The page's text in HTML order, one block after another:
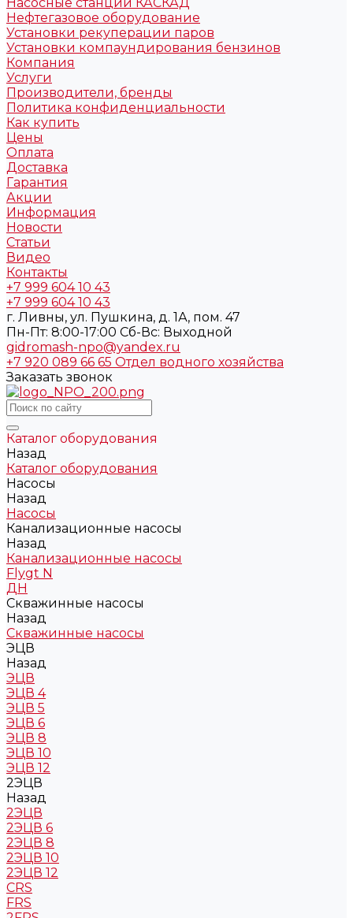
Нефтегазовое оборудование
Установки рекуперации паров
Установки компаундирования бензинов
Компания
Услуги
Производители, бренды
Политика конфиденциальности
Как купить
Цены
Оплата
Доставка
Гарантия
Акции
Информация
Новости
Статьи
Видео
Контакты
+7 999 604 10 43
+7 999 604 10 43
г. Ливны, ул. Пушкина, д. 1А, пом. 47
Пн-Пт: 8:00-17:00 Cб-Вс: Выходной
gidromash-npo@yandex.ru
+7 920 089 66 65 Отдел водного хозяйства
Заказать звонок
Каталог оборудования
Назад
Каталог оборудования
Насосы
Назад
Насосы
Канализационные насосы
Назад
Канализационные насосы
Flygt N
ДН
Скважинные насосы
Назад
Скважинные насосы
ЭЦВ
Назад
ЭЦВ
ЭЦВ 4
ЭЦВ 5
ЭЦВ 6
ЭЦВ 8
ЭЦВ 10
ЭЦВ 12
2ЭЦВ
Назад
2ЭЦВ
2ЭЦВ 6
2ЭЦВ 8
2ЭЦВ 10
2ЭЦВ 12
CRS
FRS